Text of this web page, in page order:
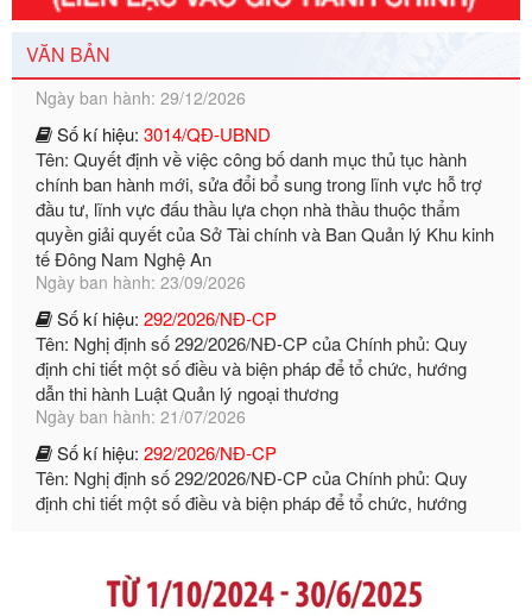
VĂN BẢN
định chuẩn nghèo đa chiều quốc gia giai đoạn 2026 - 2030
Ngày ban hành: 29/12/2026
Số kí hiệu:3014/QĐ-UBND
Tên: Quyết định về việc công bố danh mục thủ tục hành
chính ban hành mới, sửa đổi bổ sung trong lĩnh vực hỗ trợ
đầu tư, lĩnh vực đấu thầu lựa chọn nhà thầu thuộc thẩm
quyền giải quyết của Sở Tài chính và Ban Quản lý Khu kinh
tế Đông Nam Nghệ An
Ngày ban hành: 23/09/2026
Số kí hiệu:292/2026/NĐ-CP
Tên: Nghị định số 292/2026/NĐ-CP của Chính phủ: Quy
định chi tiết một số điều và biện pháp để tổ chức, hướng
dẫn thi hành Luật Quản lý ngoại thương
Ngày ban hành: 21/07/2026
Số kí hiệu:292/2026/NĐ-CP
Tên: Nghị định số 292/2026/NĐ-CP của Chính phủ: Quy
định chi tiết một số điều và biện pháp để tổ chức, hướng
dẫn thi hành Luật Quản lý ngoại thương
Ngày ban hành: 21/07/2026
bỏ Thông tư số 87/2019/TT- BТC ngày 19 tháng 12 năm